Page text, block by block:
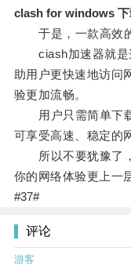
clash for windows 下
于是，一款高效的
ciash加速器就是
助用户更快速地访问
验更加流畅。
用户只需简单下载
可享受高速、稳定的
所以不要犹豫了，
你的网络体验更上一
#37#
评论
游客